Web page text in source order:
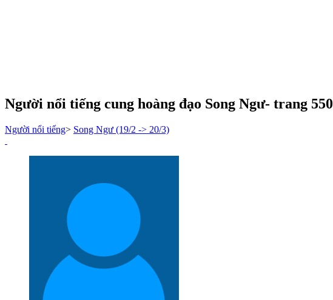
Người nổi tiếng cung hoàng đạo Song Ngư- trang 550
Người nổi tiếng> Song Ngư (19/2 -> 20/3)